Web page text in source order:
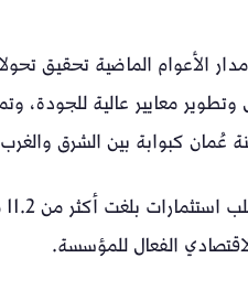
الأعوام الماضية تحقيق
معايير عالية للجودة،
عُمان كبوابة بين الشرق
الفعال للمؤسسة.